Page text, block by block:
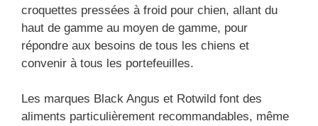
croquettes pressées à froid pour chien, allant du
haut de gamme au moyen de gamme, pour
répondre aux besoins de tous les chiens et
convenir à tous les portefeuilles.
Les marques Black Angus et Rotwild font des
aliments particulièrement recommandables, même